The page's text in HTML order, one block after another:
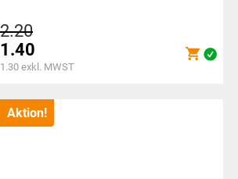
2.20Ursprünglicher
Preis
war:
1.40
Aktueller
ist:
CHF1.40.
1.30 exkl. MWST
Aktion!